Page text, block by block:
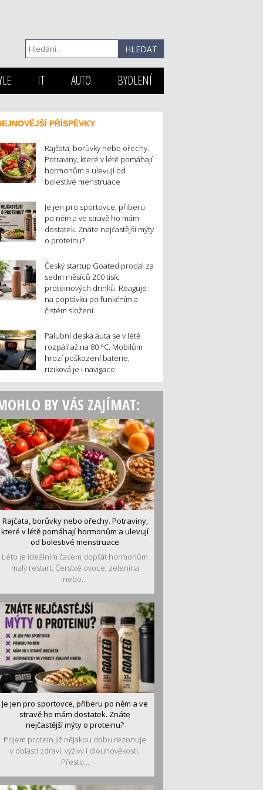
IT AUTO BYDLENÍ
PŘÍSPĚVKY
Rajčata, borůvky nebo ořechy.
Potraviny, které v létě pomáhají
hormonům a ulevují od
bolestivé menstruace
Je jen pro sportovce, přiberu
po něm a ve stravě ho mám
dostatek. Znáte nejčastější mýty
o proteinu?
Český startup Goated prodal za
sedm měsíců 200 tisíc
proteinových drinků. Reaguje
na poptávku po funkčním a
čistém složení
Palubní deska auta se v létě
rozpálí až na 80 °C. Mobilům
hrozí poškození baterie,
riziková je i navigace
BY VÁS ZAJÍMAT:
Rajčata, borůvky nebo ořechy. Potraviny,
které v létě pomáhají hormonům a ulevují
od bolestivé menstruace
Léto je ideálním časem dopřát hormonům
malý restart. Čerstvé ovoce, zelenina
nebo...
Je jen pro sportovce, přiberu po něm a ve
stravě ho mám dostatek. Znáte
nejčastější mýty o proteinu?
Pojem protein již nějakou dobu rezonuje
v oblasti zdraví, výživy i dlouhověkosti.
Přesto...